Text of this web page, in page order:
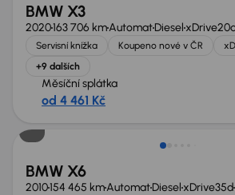
BMW X3
2020163 706 kmAutomatDiesel
Servisní knížka Koupeno nové v ČR
+9 dalších
Měsíční splátka
od 4 461 Kč
Extra sleva 18 000 Kč
BMW X6
2010154 465 kmAutomatDiesel xDrive35d